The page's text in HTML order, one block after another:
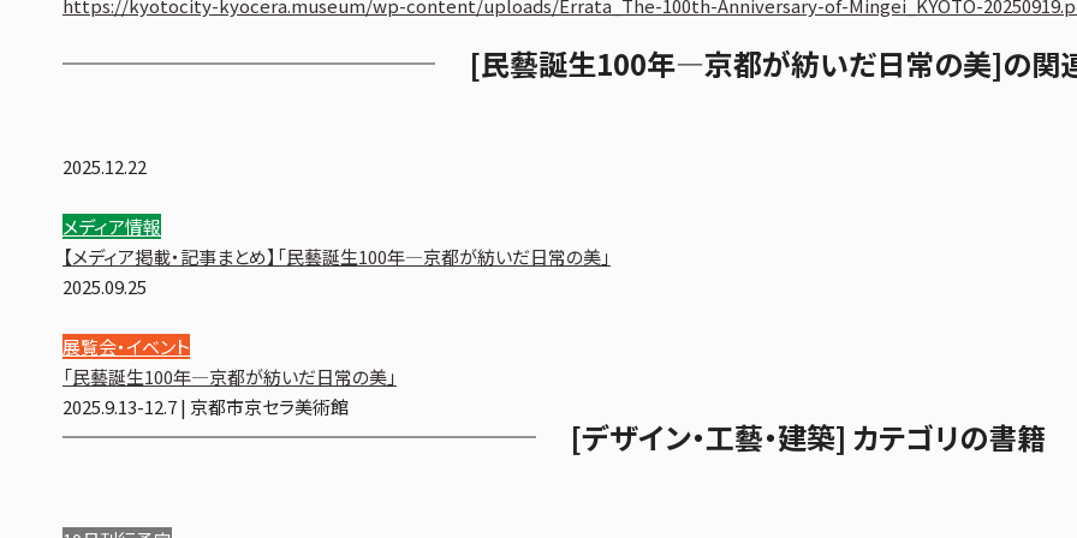
https://kyotocity-kyocera.museum/wp-content/uploads/Errata_The-100th-Anniversary-of-Mingei_KYOTO-
[民藝誕生100年—京都が紡いだ日常の美]の関
2025.12.22
メディア情報
【メディア掲載・記事まとめ】「民藝誕生100年—京都が紡いだ日常の美」
2025.09.25
展覧会・イベント
「民藝誕生100年—京都が紡いだ日常の美」
2025.9.13-12.7 | 京都市京セラ美術館
[デザイン・工藝・建築] カテゴリの書籍